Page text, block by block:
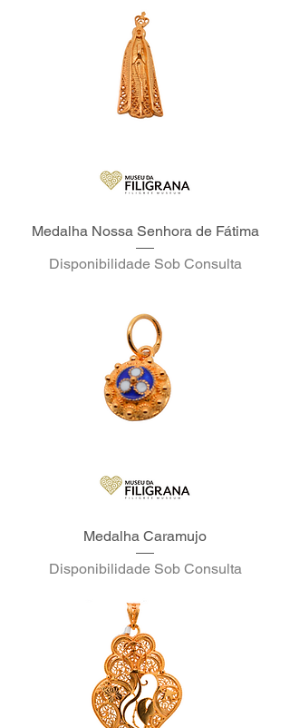
Medalha Nossa Senhora de Fátima
Disponibilidade Sob Consulta
Medalha Caramujo
Disponibilidade Sob Consulta